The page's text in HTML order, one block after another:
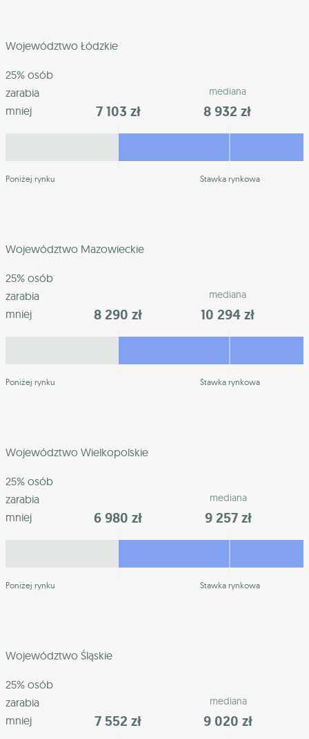
Województwo Łódzkie
25% osób
zarabia
mniej
7 103 zł
mediana
8 932 zł
Poniżej rynku Stawka rynkowa
Województwo Mazowieckie
25% osób
zarabia
mniej
8 290 zł
mediana
10 294 zł
Poniżej rynku Stawka rynkowa
Województwo Wielkopolskie
25% osób
zarabia
mniej
6 980 zł
mediana
9 257 zł
Poniżej rynku Stawka rynkowa
Województwo Śląskie
25% osób
zarabia
mniej
7 552 zł
mediana
9 020 zł